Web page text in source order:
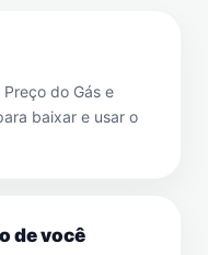
do Gás e
baixar e usar o
de você